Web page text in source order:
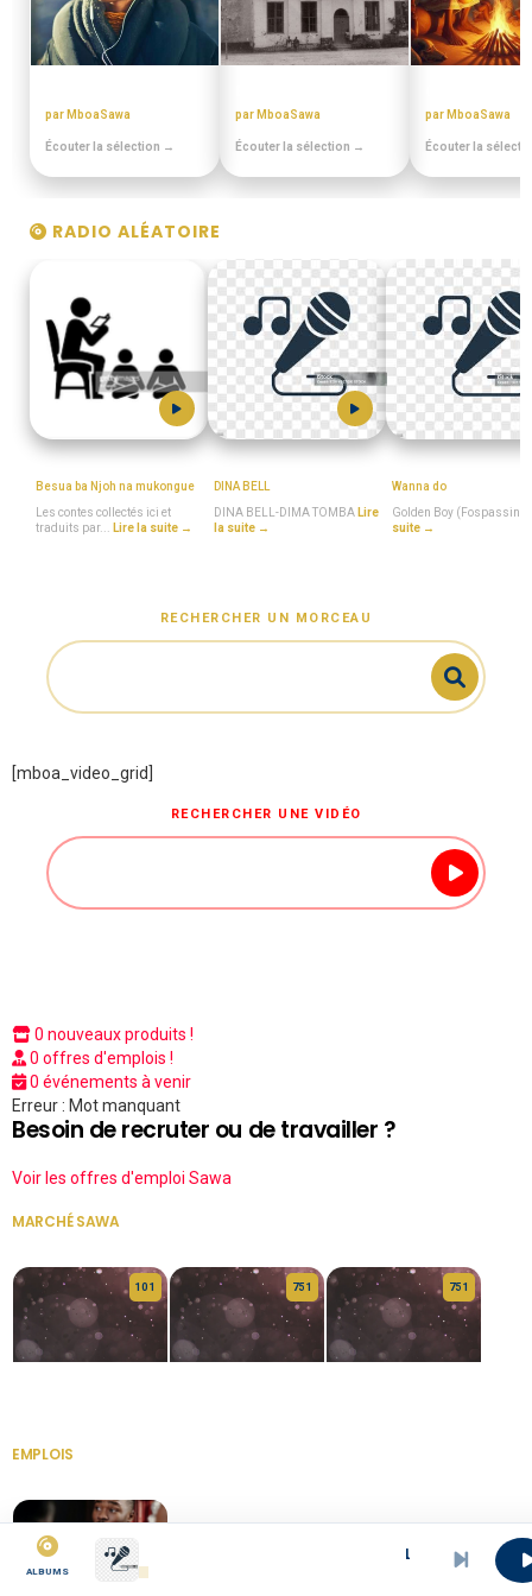
par MboaSawa
Écouter la sélection →
par MboaSawa
Écouter la sélection →
par MboaSawa
Écouter la
RADIO ALÉATOIRE
Besua ba Njoh na mukongue
Les contes collectés ici et
traduits par... Lire la suite →
DINA BELL
DINA BELL-DIMA TOMBA Lire
la suite →
Wanna do
Golden Boy (Fospassin)
suite →
RECHERCHER UN MORCEAU
[mboa_video_grid]
RECHERCHER UNE VIDÉO
0 nouveaux produits !
0 offres d'emplois !
0 événements à venir
Erreur : Mot manquant
Besoin de recruter ou de travailler ?
Voir les offres d'emploi Sawa
MARCHÉ SAWA
10 1 75 1 75 1
EMPLOIS
ALBUMS